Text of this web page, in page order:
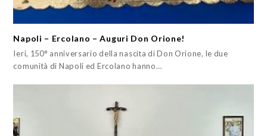
Napoli – Ercolano – Auguri Don Orione!
Ieri, 150° anniversario della nascita di Don Orione, le due
comunità di Napoli ed Ercolano hanno…